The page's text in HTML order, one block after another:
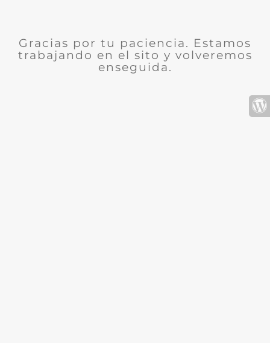
Gracias por tu paciencia. Estamos
trabajando en el sito y volveremos
enseguida.